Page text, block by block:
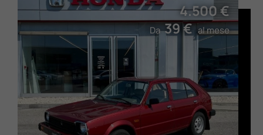
4.500 €
Da39 €al mese